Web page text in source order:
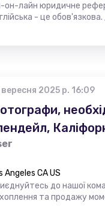
он-лайн юридичне
- це
вересня 2025 р. 16:09
Angeles CA US
до нашої
та продажу